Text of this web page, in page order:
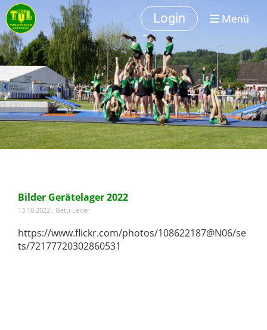
Login Menü
Bilder Gerätelager 2022
13.10.2022 , Getu Leiter
https://www.flickr.com/photos/108622187@N06/se
ts/72177720302860531